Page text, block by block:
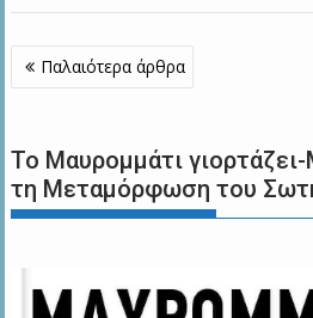
Πλοήγηση
άρθρων
Παλαιότερα άρθρα
Το Μαυρομμάτι γιορτάζει-
τη Μεταμόρφωση του